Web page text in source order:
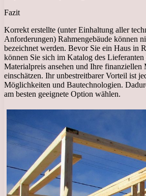
Fazit
Korrekt erstellte (unter Einhaltung aller
Anforderungen) Rahmengebäude können
bezeichnet werden. Bevor Sie ein Haus in
können Sie sich im Katalog des Lieferanten
Materialpreis ansehen und Ihre finanziellen
einschätzen. Ihr unbestreitbarer Vorteil ist
Möglichkeiten und Bautechnologien.
am besten geeignete Option wählen.